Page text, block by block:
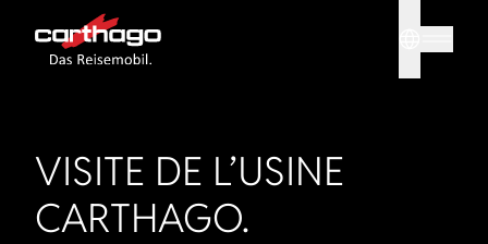
Tipp: Mit
Sprache
VISITE DE L’USINE
CARTHAGO.